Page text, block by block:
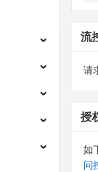
流
请
授
如
问